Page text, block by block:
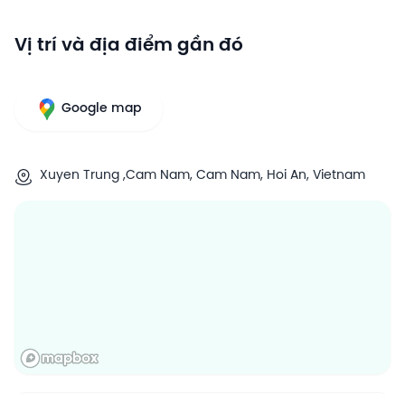
Vị trí và địa điểm gần đó
Google map
Xuyen Trung ,Cam Nam, Cam Nam, Hoi An, Vietnam